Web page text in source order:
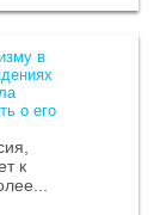
в
о его
к